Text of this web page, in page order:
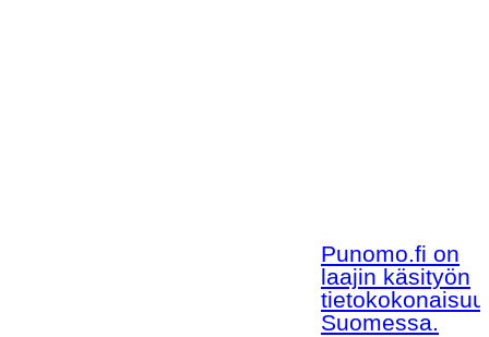
Punomo.fi on
laajin käsityön
Suomessa.